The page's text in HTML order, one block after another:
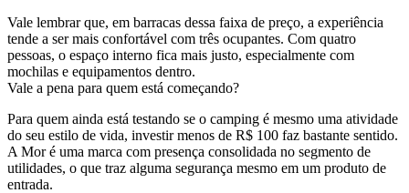
Vale lembrar que, em barracas dessa faixa de preço, a experiência
tende a ser mais confortável com três ocupantes. Com quatro
pessoas, o espaço interno fica mais justo, especialmente com
mochilas e equipamentos dentro.
Vale a pena para quem está começando?
Para quem ainda está testando se o camping é mesmo uma atividade
do seu estilo de vida, investir menos de R$ 100 faz bastante sentido.
A Mor é uma marca com presença consolidada no segmento de
utilidades, o que traz alguma segurança mesmo em um produto de
entrada.